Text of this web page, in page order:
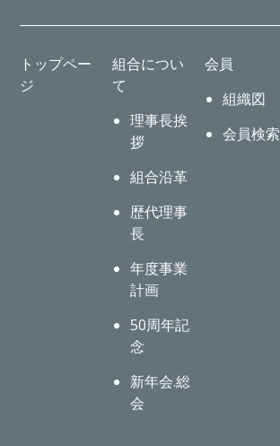
トップペー
ジ
組合につい
て
理事長挨
拶
組合沿革
歴代理事
長
年度事業
計画
50周年記
念
新年会.総
会
会員
組織図
会員検索